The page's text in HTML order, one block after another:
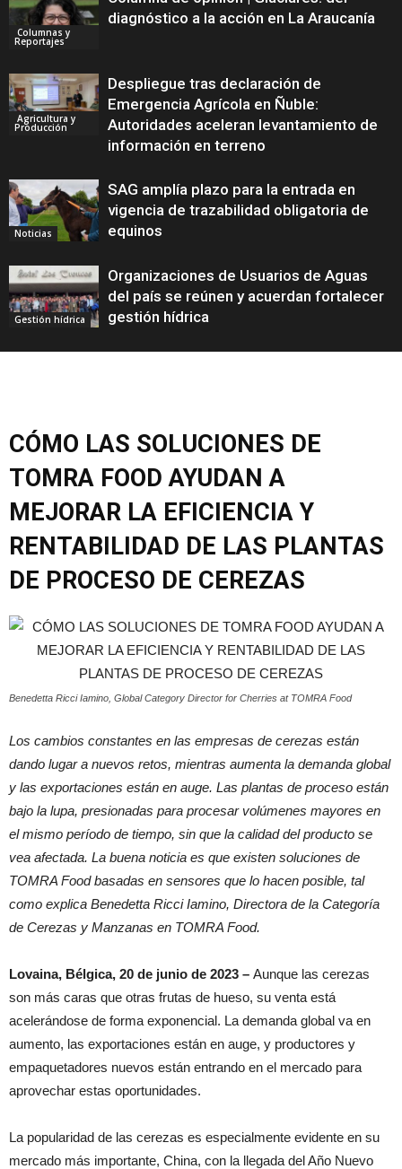
Columnas y
Reportajes
diagnóstico a la acción en La Araucanía
Agricultura y
Producción
Despliegue tras declaración de
Emergencia Agrícola en Ñuble:
Autoridades aceleran levantamiento de
información en terreno
Noticias
SAG amplía plazo para la entrada en
vigencia de trazabilidad obligatoria de
equinos
Gestión hídrica
Organizaciones de Usuarios de Aguas
del país se reúnen y acuerdan fortalecer
gestión hídrica
CÓMO LAS SOLUCIONES DE
TOMRA FOOD AYUDAN A
MEJORAR LA EFICIENCIA Y
RENTABILIDAD DE LAS PLANTAS
DE PROCESO DE CEREZAS
Benedetta Ricci Iamino, Global Category Director for Cherries at TOMRA Food
Los cambios constantes en las empresas de cerezas están
dando lugar a nuevos retos, mientras aumenta la demanda global
y las exportaciones están en auge. Las plantas de proceso están
bajo la lupa, presionadas para procesar volúmenes mayores en
el mismo período de tiempo, sin que la calidad del producto se
vea afectada. La buena noticia es que existen soluciones de
TOMRA Food basadas en sensores que lo hacen posible, tal
como explica Benedetta Ricci Iamino, Directora de la Categoría
de Cerezas y Manzanas en TOMRA Food.
Lovaina, Bélgica, 20 de junio de 2023 – Aunque las cerezas
son más caras que otras frutas de hueso, su venta está
acelerándose de forma exponencial. La demanda global va en
aumento, las exportaciones están en auge, y productores y
empaquetadores nuevos están entrando en el mercado para
aprovechar estas oportunidades.
La popularidad de las cerezas es especialmente evidente en su
mercado más importante, China, con la llegada del Año Nuevo